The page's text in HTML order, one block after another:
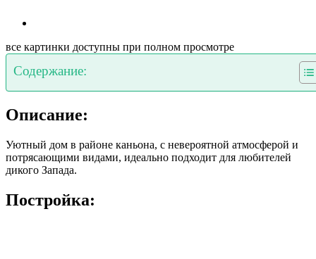
все картинки доступны при полном просмотре
Содержание:
Описание:
Уютный дом в районе каньона, с невероятной атмосферой и
потрясающими видами, идеально подходит для любителей
дикого Запада.
Постройка: